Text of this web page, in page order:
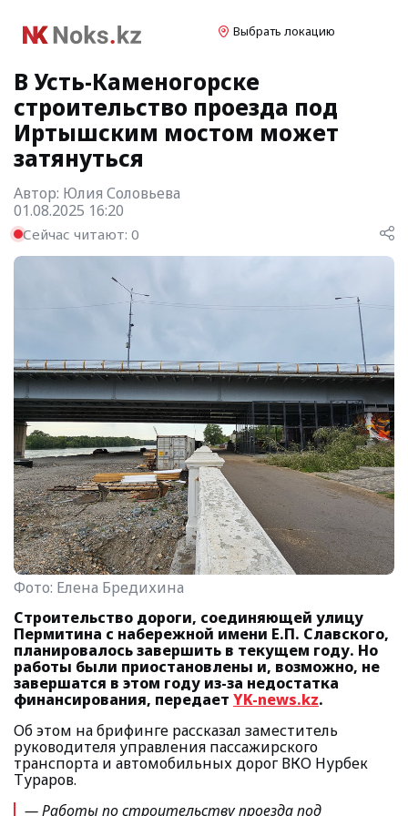
Выбрать локацию
В Усть-Каменогорске
строительство проезда под
Иртышским мостом может
затянуться
Автор: Юлия Соловьева
01.08.2025 16:20
Сейчас читают: 0
Фото: Елена Бредихина
Строительство дороги, соединяющей улицу
Пермитина с набережной имени Е.П. Славского,
планировалось завершить в текущем году. Но
работы были приостановлены и, возможно, не
завершатся в этом году из-за недостатка
финансирования, передает YK-news.kz.
Об этом на брифинге рассказал заместитель
руководителя управления пассажирского
транспорта и автомобильных дорог ВКО Нурбек
Тураров.
— Работы по строительству проезда под